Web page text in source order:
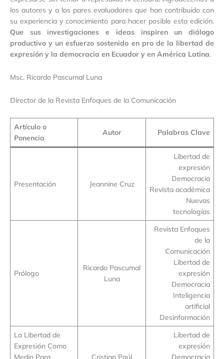
los autores y a los pares evaluadores que han contribuido con
su experiencia y conocimiento para hacer posible esta edición.
Que sus investigaciones e ideas inspiren un diálogo
productivo y un esfuerzo sostenido en pro de la libertad de
expresión y la democracia en Ecuador y en América Latina.
Msc. Ricardo Pascumal Luna
Director de la Revista Enfoques de la Comunicación
Artículo o
Ponencia
Autor Palabras Clave
Presentación Jeannine Cruz
Libertad de
expresión
Democracia
Revista académica
Nuevas
tecnologías
Prólogo
Ricardo Pascumal
Luna
Revista Enfoques
de la
Comunicación
Libertad de
expresión
Democracia
Inteligencia
artificial
Desinformación
La Libertad de
Expresión Como
Medio Para
Cristian Paúl
Libertad de
expresión
Democracia